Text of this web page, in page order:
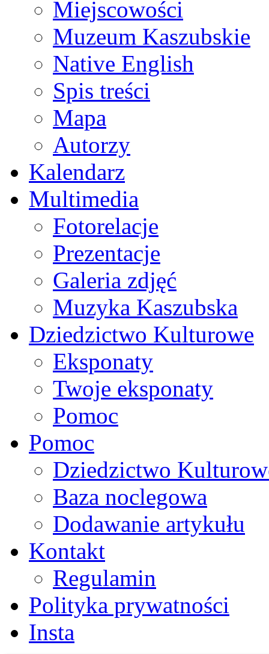
Miejscowości
Muzeum Kaszubskie
Native English
Spis treści
Mapa
Autorzy
Kalendarz
Multimedia
Fotorelacje
Prezentacje
Galeria zdjęć
Muzyka Kaszubska
Dziedzictwo Kulturowe
Eksponaty
Twoje eksponaty
Pomoc
Pomoc
Dziedzictwo
Baza noclegowa
Dodawanie artykułu
Kontakt
Regulamin
Polityka prywatności
Insta